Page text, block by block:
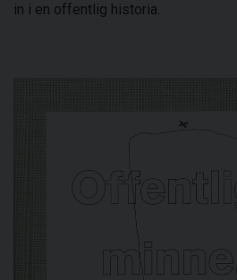
in i en offentlig historia.